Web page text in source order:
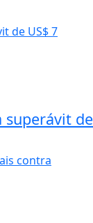
superávit de